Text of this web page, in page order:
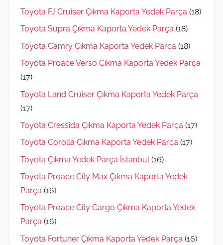
Toyota FJ Cruiser Çıkma Kaporta Yedek Parça (18)
Toyota Supra Çıkma Kaporta Yedek Parça (18)
Toyota Camry Çıkma Kaporta Yedek Parça (18)
Toyota Proace Verso Çıkma Kaporta Yedek Parça
(17)
Toyota Land Cruiser Çıkma Kaporta Yedek Parça
(17)
Toyota Cressida Çıkma Kaporta Yedek Parça (17)
Toyota Corolla Çıkma Kaporta Yedek Parça (17)
Toyota Çıkma Yedek Parça İstanbul (16)
Toyota Proace City Max Çıkma Kaporta Yedek
Parça (16)
Toyota Proace City Cargo Çıkma Kaporta Yedek
Parça (16)
Toyota Fortuner Çıkma Kaporta Yedek Parça (16)